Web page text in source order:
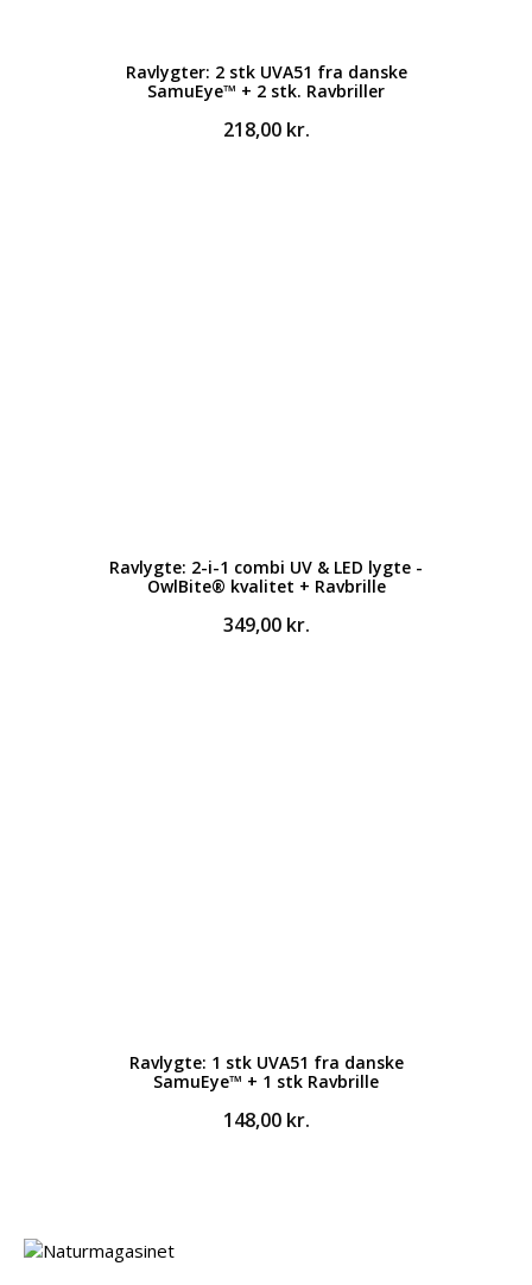
Ravlygter: 2 stk UVA51 fra danske
SamuEye™ + 2 stk. Ravbriller
218,00 kr.
Ravlygte: 2-i-1 combi UV & LED lygte -
OwlBite® kvalitet + Ravbrille
349,00 kr.
Ravlygte: 1 stk UVA51 fra danske
SamuEye™ + 1 stk Ravbrille
148,00 kr.